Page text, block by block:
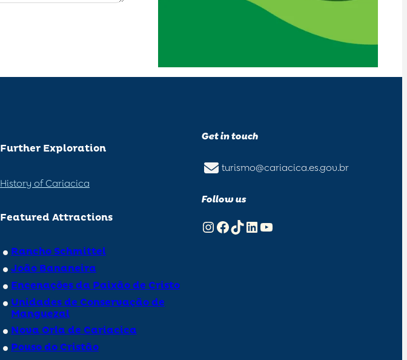
Further Exploration
History of Cariacica
Featured Attractions
Rancho Schmittel
João Bananeira
Encenações da Paixão de Cristo
Unidades de Conservação de
Manguezal
Nova Orla de Cariacica
Pouso do Cristão
Get in touch
turismo@cariacica.es.gov.br
Follow us
InstagramFacebook TikTok LinkedIn YouTube